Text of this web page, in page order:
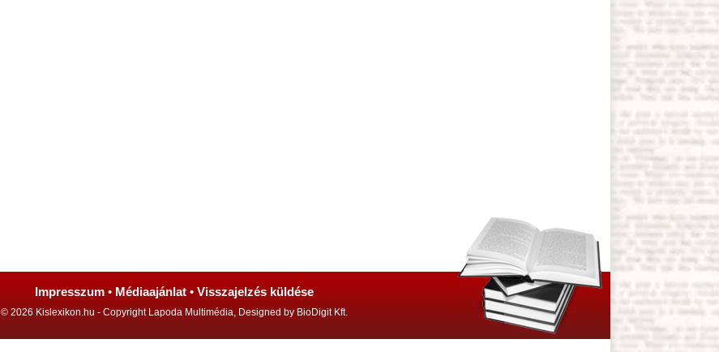
Impresszum • Médiaajánlat • Visszajelzés küldése
© 2026 Kislexikon.hu - Copyright Lapoda Multimédia, Designed by BioDigit Kft.